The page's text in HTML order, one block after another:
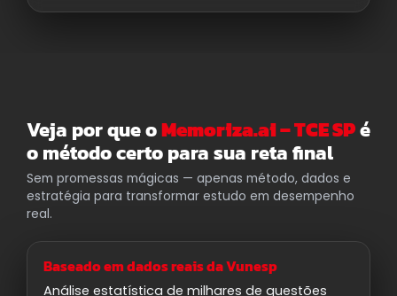
Veja por que oMemoriza.ai – TCE SPé
o método certo para sua reta final
Sem promessas mágicas — apenas método, dados e
estratégia para transformar estudo em desempenho
real.
Baseado em dados reais da Vunesp
Análise estatística de milhares de questões